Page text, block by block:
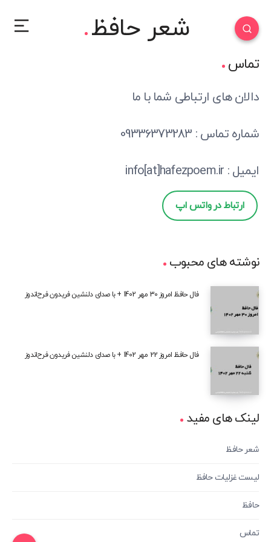
شعر حافظ
تماس
دالان های ارتباطی شما با ما
شماره تماس : 09336373283
ایمیل : info[at]hafezpoem.ir
ارتباط در واتس اپ
نوشته های محبوب
فال حافظ امروز 30 مهر 1402 + با صدای دلنشین فریدون فرح‌اندوز
فال حافظ امروز 22 مهر 1402 + با صدای دلنشین فریدون فرح‌اندوز
لینک های مفید
شعر حافظ
لیست غزلیات حافظ
حافظ
تماس